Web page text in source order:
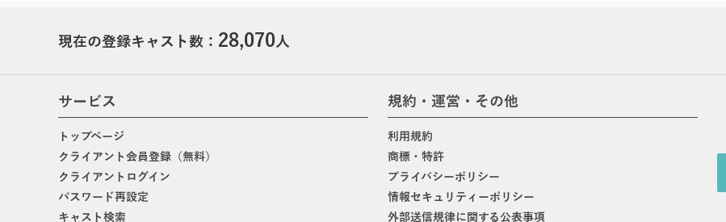
現在の登録キャスト数： 28,070人
サービス
トップページ
クライアント会員登録（無料）
クライアントログイン
パスワード再設定
キャスト検索
規約・運営・その他
利用規約
商標・特許
プライバシーポリシー
情報セキュリティーポリシー
外部送信規律に関する公表事項